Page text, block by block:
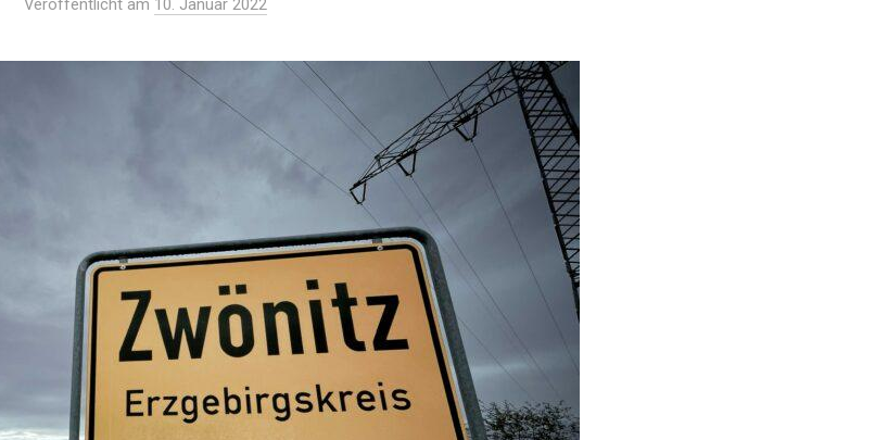
Veröffentlicht am 10. Januar 2022